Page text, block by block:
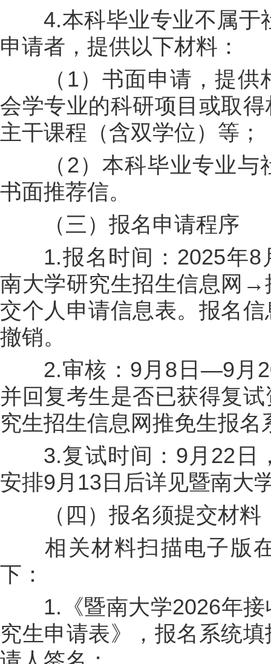
4.本科毕业专业不属于
申请者，提供以下材料：
（1）书面申请，提供
会学专业的科研项目或取
主干课程（含双学位）等；
（2）本科毕业专业与
书面推荐信。
（三）报名申请程序
1.报名时间：2025年8
南大学研究生招生信息网→
交个人申请信息表。报名
撤销。
2.审核：9月8日—9月
并回复考生是否已获得复
究生招生信息网推免生报
3.复试时间：9月22日
安排9月13日后详见暨南大
（四）报名须提交材料
相关材料扫描电子版在
下：
1.《暨南大学2026年接
究生申请表》，报名系统